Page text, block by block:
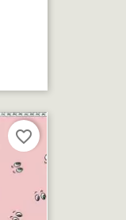
favorite_border